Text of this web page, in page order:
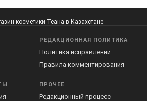
косметики Теана в Казахстане
РЕДАКЦИОННАЯ ПОЛИТИКА
Политика исправлений
Правила комментирования
ПРОЧЕЕ
Редакционный процесс